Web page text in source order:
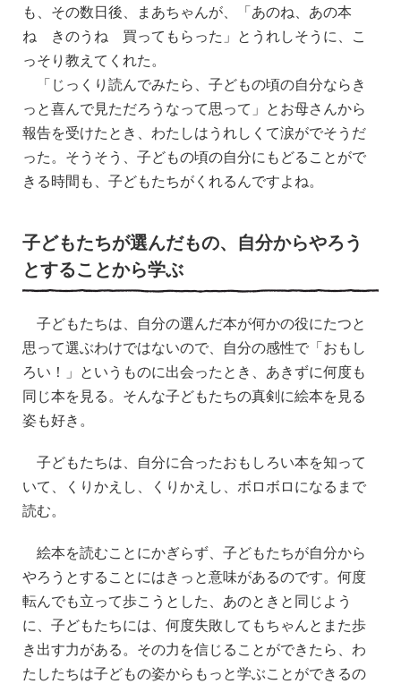
も、その数日後、まあちゃんが、「あのね、あの本
ね きのうね 買ってもらった」とうれしそうに、こ
っそり教えてくれた。
「じっくり読んでみたら、子どもの頃の自分ならき
っと喜んで見ただろうなって思って」とお母さんから
報告を受けたとき、わたしはうれしくて涙がでそうだ
った。そうそう、子どもの頃の自分にもどることがで
きる時間も、子どもたちがくれるんですよね。
子どもたちが選んだもの、自分からやろう
とすることから学ぶ
子どもたちは、自分の選んだ本が何かの役にたつと
思って選ぶわけではないので、自分の感性で「おもし
ろい！」というものに出会ったとき、あきずに何度も
同じ本を見る。そんな子どもたちの真剣に絵本を見る
姿も好き。
子どもたちは、自分に合ったおもしろい本を知って
いて、くりかえし、くりかえし、ボロボロになるまで
読む。
絵本を読むことにかぎらず、子どもたちが自分から
やろうとすることにはきっと意味があるのです。何度
転んでも立って歩こうとした、あのときと同じよう
に、子どもたちには、何度失敗してもちゃんとまた歩
き出す力がある。その力を信じることができたら、わ
たしたちは子どもの姿からもっと学ぶことができるの